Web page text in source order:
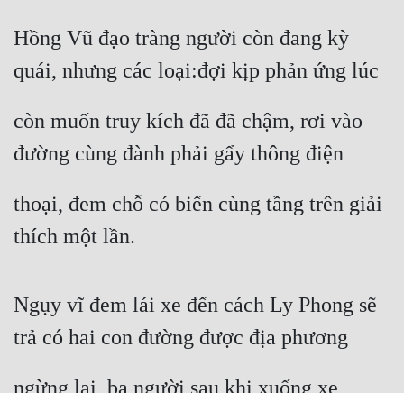
Hồng Vũ đạo tràng người còn đang kỳ
quái, nhưng các loại:đợi kịp phản ứng lúc
còn muốn truy kích đã đã chậm, rơi vào
đường cùng đành phải gẩy thông điện
thoại, đem chỗ có biến cùng tầng trên giải
thích một lần.
Ngụy vĩ đem lái xe đến cách Ly Phong sẽ
trả có hai con đường được địa phương
ngừng lại, ba người sau khi xuống xe